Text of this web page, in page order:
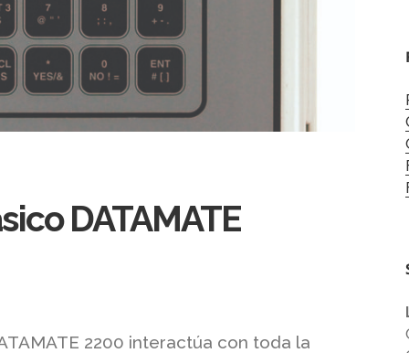
DATAMATE
2200 interactúa con toda la